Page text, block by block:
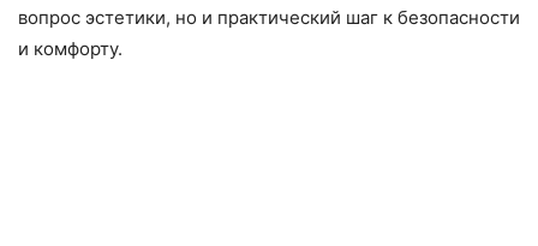
вопрос эстетики, но и практический шаг к безопасности
и комфорту.